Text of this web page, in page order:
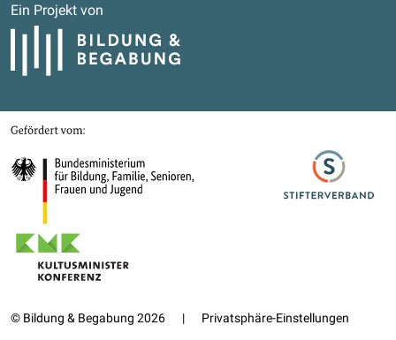
Ein Projekt von
Bildung und Begabung
Gefördert von
Bundesministerium für Bildung, Familie, Senioren, Frauen und Jugend
Stifterverband
Kultusministerkonferenz
© Bildung & Begabung 2026 | Privatsphäre-Einstellungen